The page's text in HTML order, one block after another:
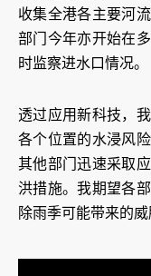
收集全港各主要河
部门今年亦开始在
时监察进水口情况。
透过应用新科技，
各个位置的水浸风
其他部门迅速采取
洪措施。我期望各
除雨季可能带来的